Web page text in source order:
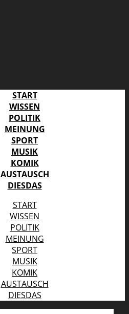
START
WISSEN
POLITIK
MEINUNG
SPORT
MUSIK
KOMIK
AUSTAUSCH
DIESDAS
START
WISSEN
POLITIK
MEINUNG
SPORT
MUSIK
KOMIK
AUSTAUSCH
DIESDAS